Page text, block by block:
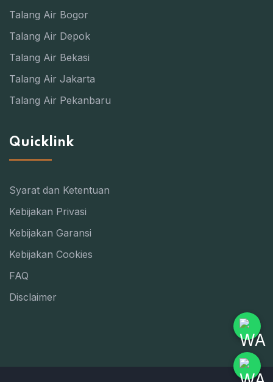
Talang Air Bogor
Talang Air Depok
Talang Air Bekasi
Talang Air Jakarta
Talang Air Pekanbaru
Quicklink
Syarat dan Ketentuan
Kebijakan Privasi
Kebijakan Garansi
Kebijakan Cookies
FAQ
Disclaimer